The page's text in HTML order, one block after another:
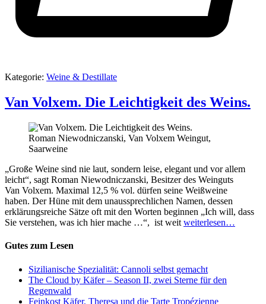
Kategorie: Weine & Destillate
Van Volxem. Die Leichtigkeit des Weins.
Roman Niewodniczanski, Van Volxem Weingut,
Saarweine
„Große Weine sind nie laut, sondern leise, elegant und vor allem
leicht“, sagt Roman Niewodniczanski, Besitzer des Weinguts
Van Volxem. Maximal 12,5 % vol. dürfen seine Weißweine
haben. Der Hüne mit dem unaussprechlichen Namen, dessen
erklärungsreiche Sätze oft mit den Worten beginnen „Ich will, dass
Sie verstehen, was ich hier mache …“, ist weit weiterlesen…
Gutes zum Lesen
Sizilianische Spezialität: Cannoli selbst gemacht
The Cloud by Käfer – Season II, zwei Sterne für den
Regenwald
Feinkost Käfer, Theresa und die Tarte Tropézienne